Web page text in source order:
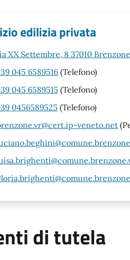
edilizia privata
XX Settembre, 8 37010
045 6589516(Telefono)
045 6589515 (Telefono)
0456589525 (Telefono)
veneto.net
di tutela